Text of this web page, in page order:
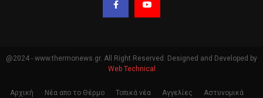
@2024 - www.thermonews.gr. All Right Reserved. Designed and Developed by
Web Technical
Αρχική Νέα απο το Θέρμο Τοπικά νέα Αγγελίες Αστυνομικά